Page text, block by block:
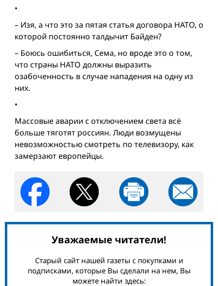
•
– Изя, а что это за пятая статья договора НАТО, о
которой постоянно талдычит Байден?
– Боюсь ошибиться, Сема, но вроде это о том,
что страны НАТО должны выразить
озабоченность в случае нападения на одну из
них.
•
Массовые аварии с отключением света всё
больше тяготят россиян. Люди возмущены
невозможностью смотреть по телевизору, как
замерзают европейцы.
Уважаемые читатели!
Старый сайт нашей газеты с покупками и
подписками, которые Вы сделали на нем, Вы
можете найти здесь: